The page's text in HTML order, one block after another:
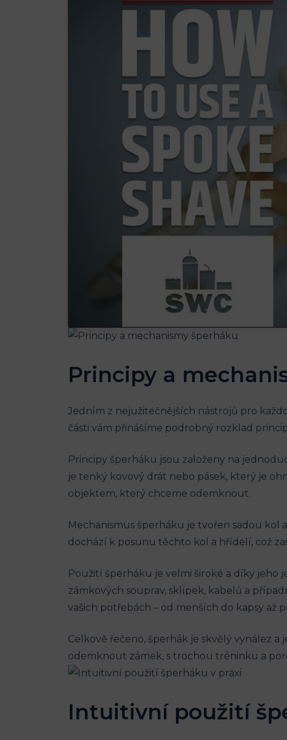
Principy a
Jedním z nejužitečnějších nástrojů pro
části vám přinášíme podrobný rozklad
Principy šperháku jsou založeny na
je tenký kovový drát nebo pásek, který je
objektem, který chceme odemknout.
Mechanismus šperháku je tvořen sadou
dochází k posunu těchto kol a hřídelí, což
Použití šperháku je velmi široké a díky jeho
zámkových souprav, sklípek, kabelů a
vašich potřebách – od menších do kapsy až
Celkově řečeno, šperhák je skvělý vynález
odemknout zámek, s trochou tréninku a
Intuitivní použití